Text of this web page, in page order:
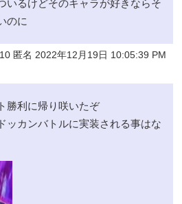
いるけどそのキャラが好きならそ
のに
匿名 2022年12月19日 10:05:39 PM
勝利に帰り咲いたぞ
ッカンバトルに実装される事はな